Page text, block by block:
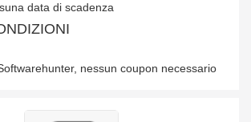
data di scadenza
nessun coupon necessario